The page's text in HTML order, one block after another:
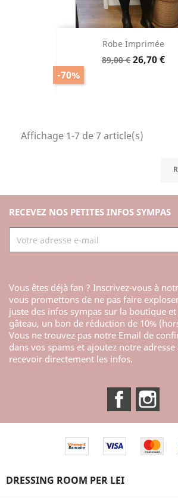
Robe Imprimée
Prix
89,00 €
-70%
Prix
26,70 €
Affichage 1-7 de 7 article(s)
RECEVEZ NOS PETITES INFOS SYMPAS
Vous êtes déjà fan ? Inscrivez-vous à
vous promettons de ne pas faire
juste des infos sympas sur la boutique
gâteau, un bon de réduction de 10%
Vous ne trouvez pas notre Email de
dans vos spams et ajoutez notre
recevoir directement les infos.
Facebook
DRESSING ROOM PER LEI